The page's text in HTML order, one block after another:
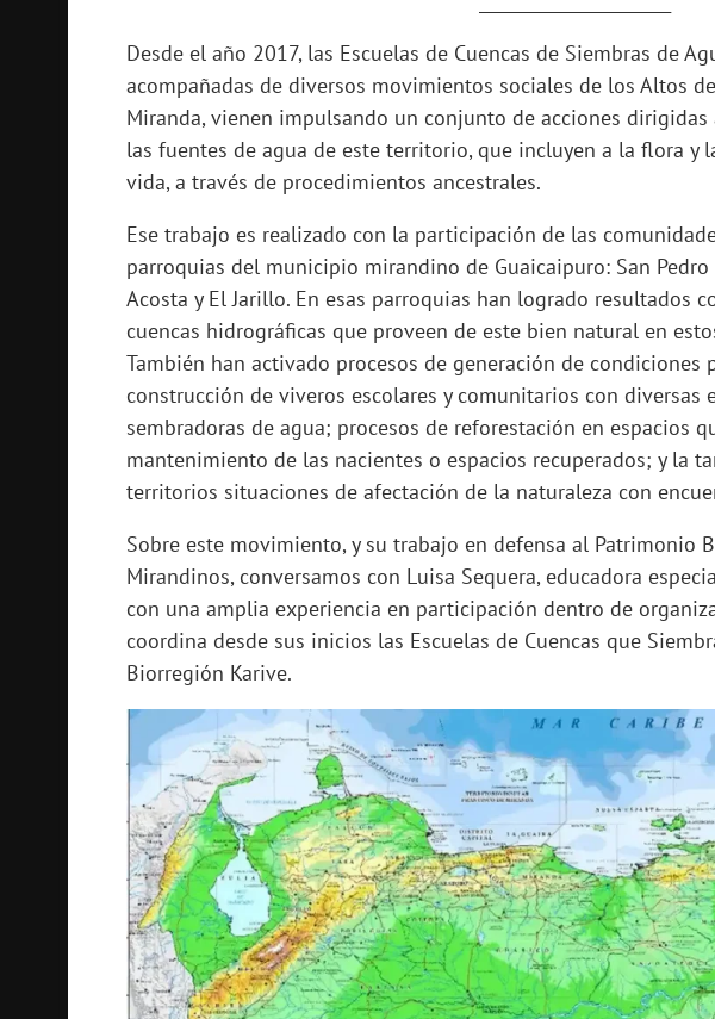
Desde el año 2017, las Escuelas de Cuencas de Siembras de
acompañadas de diversos movimientos sociales de los Altos
Miranda, vienen impulsando un conjunto de acciones
las fuentes de agua de este territorio, que incluyen a la flora y
vida, a través de procedimientos ancestrales.
Ese trabajo es realizado con la participación de las
parroquias del municipio mirandino de Guaicaipuro: San Pedro
Acosta y El Jarillo. En esas parroquias han logrado resultados
cuencas hidrográficas que proveen de este bien natural en
También han activado procesos de generación de condiciones
construcción de viveros escolares y comunitarios con diversas
sembradoras de agua; procesos de reforestación en espacios
mantenimiento de las nacientes o espacios recuperados; y la
territorios situaciones de afectación de la naturaleza con
Sobre este movimiento, y su trabajo en defensa al Patrimonio
Mirandinos, conversamos con Luisa Sequera, educadora
con una amplia experiencia en participación dentro de
coordina desde sus inicios las Escuelas de Cuencas que
Biorregión Karive.